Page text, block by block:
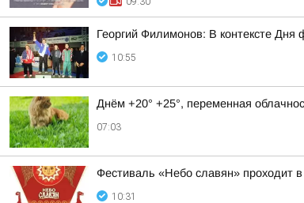
Георгий Филимонов: В контексте Дня
10:55
Днём +20° +25°, переменная
07:03
Фестиваль «Небо славян» проходит в
10:31